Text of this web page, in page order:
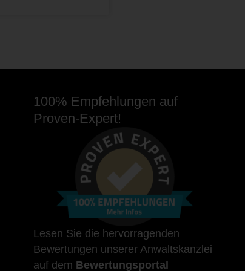
100% Empfehlungen auf
Proven-Expert!
Lesen Sie die hervorragenden
Bewertungen unserer Anwaltskanzlei
auf dem Bewertungsportal